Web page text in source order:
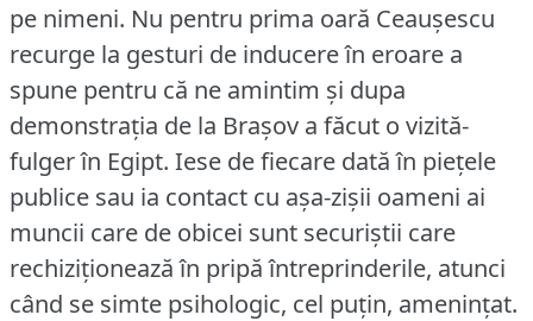
pe nimeni. Nu pentru prima oară Ceauşescu
recurge la gesturi de inducere în eroare a
spune pentru că ne amintim şi dupa
demonstraţia de la Braşov a făcut o vizită-
fulger în Egipt. Iese de fiecare dată în pieţele
publice sau ia contact cu aşa-zişii oameni ai
muncii care de obicei sunt securiştii care
rechiziţionează în pripă întreprinderile, atunci
când se simte psihologic, cel puţin, ameninţat.